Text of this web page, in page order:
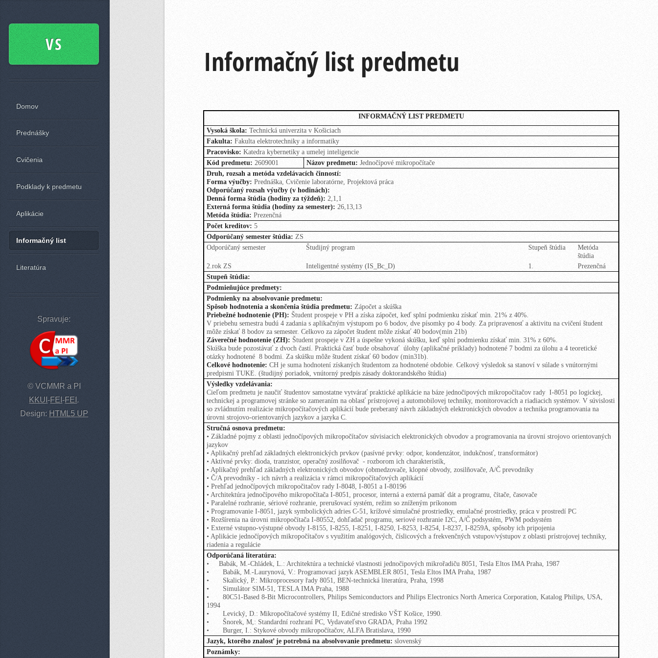
Informačný list predmetu
INFORMAČNÝ LIST PREDMETU
Vysoká škola: Technická univerzita v Košiciach
Fakulta: Fakulta elektrotechniky a informatiky
Pracovisko: Katedra kybernetiky a umelej inteligencie
Kód predmetu: 2609001 Názov predmetu: Jednočípové mikropočítače
Druh, rozsah a metóda vzdelávacích činností:
Forma výučby: Prednáška, Cvičenie laboratórne, Projektová práca
Odporúčaný rozsah výučby (v hodinách):
Denná forma štúdia (hodiny za týždeň): 2,1,1
Externá forma štúdia (hodiny za semester): 26,13,13
Metóda štúdia: Prezenčná
Počet kreditov: 5
Odporúčaný semester štúdia: ZS
Odporúčaný semester
Študijný program Stupeň štúdia
Metóda
štúdia
2.rok ZS
Inteligentné systémy (IS_Bc_D) 1.
Prezenčná
Stupeň štúdia:
Podmieňujúce predmety:
Podmienky na absolvovanie predmetu:
Spôsob hodnotenia a skončenia štúdia predmetu: Zápočet a skúška
Priebežné hodnotenie (PH): Študent prospeje v PH a získa zápočet, keď splní podmienku získať min. 21% z 40%.
V priebehu semestra budú 4 zadania s aplikačným výstupom po 6 bodov, dve písomky po 4 body. Za pripravenosť a aktivitu na cvičení študent
môže získať 8 bodov za semester. Celkovo za zápočet študent môže získať 40 bodov(min 21b)
Záverečné hodnotenie (ZH): Študent prospeje v ZH a úspešne vykoná skúšku, keď splní podmienku získať min. 31% z 60%.
Skúška bude pozostávať z dvoch častí. Praktická časť bude obsahovať úlohy (aplikačné príklady) hodnotené 7 bodmi za úlohu a 4 teoretické
otázky hodnotené 8 bodmi. Za skúšku môže študent získať 60 bodov (min31b).
Celkové hodnotenie: CH je suma hodnotení získaných študentom za hodnotené obdobie. Celkový výsledok sa stanoví v súlade s vnútornými
predpismi TUKE. (študijný poriadok, vnútorný predpis zásady doktorandského štúdia)
Výsledky vzdelávania:
Cieľom predmetu je naučiť študentov samostatne vytvárať praktické aplikácie na báze jednočipových mikropočítačov rady I-8051 po logickej,
technickej a programovej stránke so zameraním na oblasť prístrojovej a automobilovej techniky, monitorovacích a riadiacich systémov. V súvislosti
so zvládnutím realizácie mikropočítačových aplikácií bude preberaný návrh základných elektronických obvodov a technika programovania na
úrovni strojovo-orientovaných jazykov a jazyka C.
Stručná osnova predmetu:
• Základné pojmy z oblasti jednočípových mikropočítačov súvisiacich elektronických obvodov a programovania na úrovni strojovo orientovaných
jazykov
• Aplikačný prehľad základných elektronických prvkov (pasívné prvky: odpor, kondenzátor, indukčnosť, transformátor)
• Aktívné prvky: dioda, tranzistor, operačný zosilňovač - rozborom ich charakteristík,
• Aplikačný prehľad základných elektronických obvodov (obmedzovače, klopné obvody, zosilňovače, A/Č prevodníky
• Č/A prevodníky - ich návrh a realizácia v rámci mikropočítačových aplikácií
• Prehľad jednočípových mikropočitačov rady I-8048, I-8051 a I-80196
• Architektúra jednočípového mikropočítača I-8051, procesor, interná a externá pamäť dát a programu, čítače, časovače
• Paralelné rozhranie, sériové rozhranie, prerušovací systém, režim so zníženým príkonom
• Programovanie I-8051, jazyk symbolických adries C-51, krížové simulačné prostriedky, emulačné prostriedky, práca v prostredí PC
• Rozšírenia na úrovni mikropočítača I-80552, dohľadač programu, seriové rozhranie I2C, A/Č podsystém, PWM podsystém
• Externé vstupno-výstupné obvody I-8155, I-8255, I-8251, I-8250, I-8253, I-8254, I-8237, I-8259A, spôsoby ich pripojenia
• Aplikácie jednočípových mikropočítačov s využitím analógových, číslicových a frekvenčných vstupov/výstupov z oblasti prístrojovej techniky,
riadenia a regulácie
Odporúčaná literatúra:
• Babák, M.-Chládek, L.: Architektúra a technické vlastnosti jednočipových mikrořadiču 8051, Tesla Eltos IMA Praha, 1987
• Babák, M.-Laurynová, V.: Programovací jazyk ASEMBLER 8051, Tesla Eltos IMA Praha, 1987
• Skalický, P.: Mikroprocesory řady 8051, BEN-technická literatúra, Praha, 1998
• Simulátor SIM-51, TESLA IMA Praha, 1988
• 80C51-Based 8-Bit Microcontrollers, Philips Semiconductors and Philips Electronics North America Corporation, Katalog Philips, USA,
1994
• Levický, D.: Mikropočítačové systémy II, Edičné stredisko VŠT Košice, 1990.
• Šnorek, M,: Standardní rozhraní PC, Vydavateľstvo GRADA, Praha 1992
• Burger, I.: Stykové obvody mikropočítačov, ALFA Bratislava, 1990
Jazyk, ktorého znalosť je potrebná na absolvovanie predmetu: slovenský
Poznámky:
VS
Domov
Prednášky
Cvičenia
Podklady k predmetu
Aplikácie
Informačný list
Literatúra
Spravuje:
© VCMMR a PI
KKUI-FEI-FEI.
Design: HTML5 UP